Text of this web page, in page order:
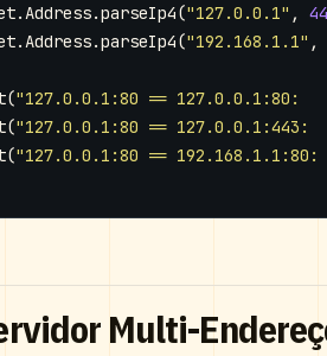
.Address.parseIp4("127.0.0.1" ,
.Address.parseIp4("192.168.1.1" ,
("127.0.0.1:80 == 127.0.0.1:80:
("127.0.0.1:80 == 127.0.0.1:443:
("127.0.0.1:80 ==
Multi-